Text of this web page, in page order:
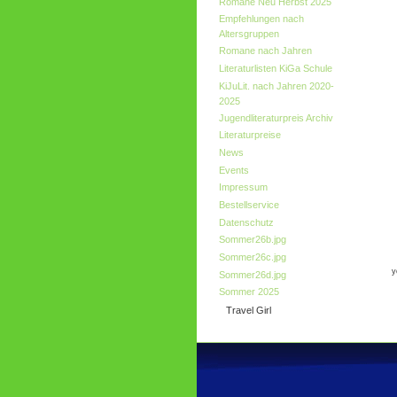
Empfehlungen nach
Altersgruppen
Romane nach Jahren
Literaturlisten KiGa Schule
KiJuLit. nach Jahren 2020-
2025
Jugendliteraturpreis Archiv
Literaturpreise
News
Events
Impressum
Bestellservice
Datenschutz
Sommer26b.jpg
Sommer26c.jpg
Sommer26d.jpg
Sommer 2025
Travel Girl